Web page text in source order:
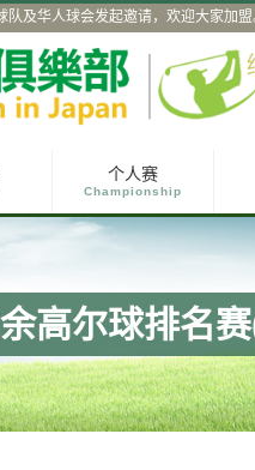
及华人球会发起邀请，欢迎大家加盟
个人赛
Championship
高尔球排名